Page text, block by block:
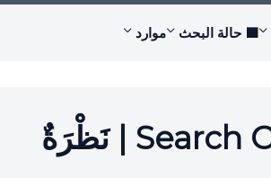
🟩 حالة البحث موارد
مِيزَةُ الرَّبْطِ الجَدِيدَةُ | Search Console | نَظْرَةٌ